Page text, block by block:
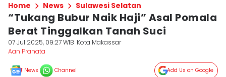
Home News Sulawesi Selatan
“Tukang Bubur Naik Haji” Asal Pomala
Berat Tinggalkan Tanah Suci
07 Jul 2025, 09:27 WIB Kota Makassar
Aan Pranata
News Channel Add Us on Google